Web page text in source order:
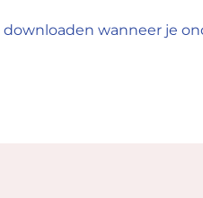
downloaden wanneer je